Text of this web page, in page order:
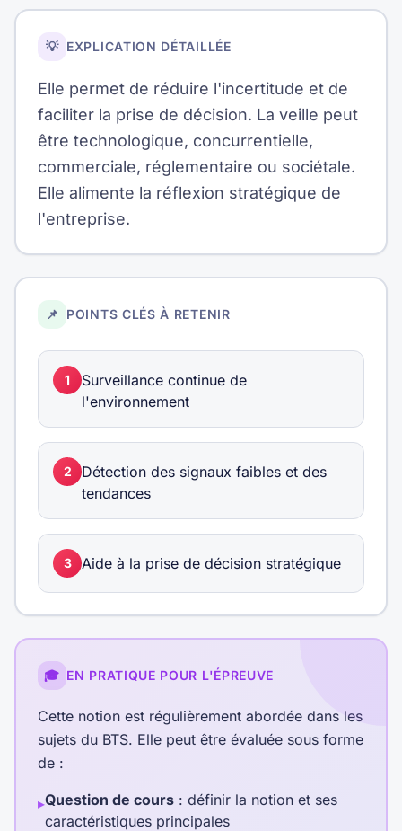
💡 EXPLICATION DÉTAILLÉE
Elle permet de réduire l'incertitude et de
faciliter la prise de décision. La veille peut
être technologique, concurrentielle,
commerciale, réglementaire ou sociétale.
Elle alimente la réflexion stratégique de
l'entreprise.
📌 POINTS CLÉS À RETENIR
1
Surveillance continue de
l'environnement
2
Détection des signaux faibles et des
tendances
3 Aide à la prise de décision stratégique
🎓 EN PRATIQUE POUR L'ÉPREUVE
Cette notion est régulièrement abordée dans les
sujets du BTS. Elle peut être évaluée sous forme
de :
▸Question de cours : définir la notion et ses
caractéristiques principales